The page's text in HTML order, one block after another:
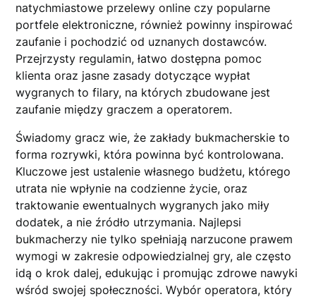
natychmiastowe przelewy online czy popularne
portfele elektroniczne, również powinny inspirować
zaufanie i pochodzić od uznanych dostawców.
Przejrzysty regulamin, łatwo dostępna pomoc
klienta oraz jasne zasady dotyczące wypłat
wygranych to filary, na których zbudowane jest
zaufanie między graczem a operatorem.
Świadomy gracz wie, że zakłady bukmacherskie to
forma rozrywki, która powinna być kontrolowana.
Kluczowe jest ustalenie własnego budżetu, którego
utrata nie wpłynie na codzienne życie, oraz
traktowanie ewentualnych wygranych jako miły
dodatek, a nie źródło utrzymania. Najlepsi
bukmacherzy nie tylko spełniają narzucone prawem
wymogi w zakresie odpowiedzialnej gry, ale często
idą o krok dalej, edukując i promując zdrowe nawyki
wśród swojej społeczności. Wybór operatora, który